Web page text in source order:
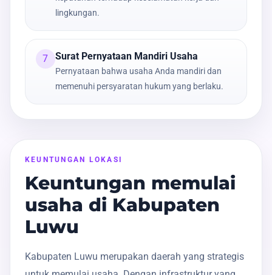
lingkungan.
7 Surat Pernyataan Mandiri Usaha
Pernyataan bahwa usaha Anda mandiri dan
memenuhi persyaratan hukum yang berlaku.
KEUNTUNGAN LOKASI
Keuntungan memulai
usaha di Kabupaten
Luwu
Kabupaten Luwu merupakan daerah yang strategis